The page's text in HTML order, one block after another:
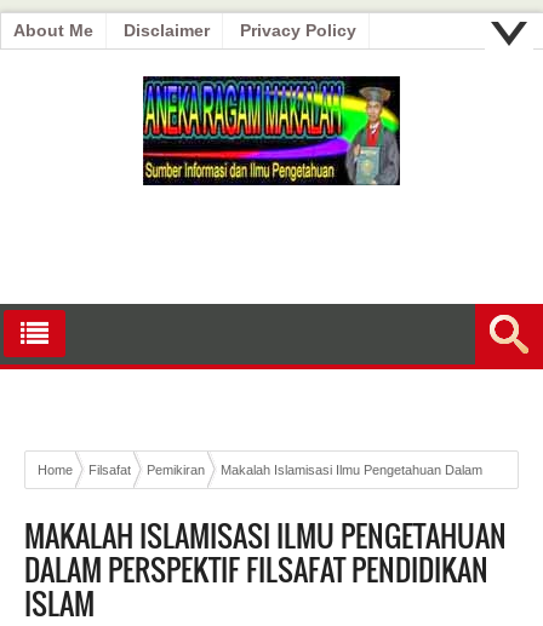
About Me Disclaimer Privacy Policy
Home Filsafat Pemikiran Makalah Islamisasi Ilmu Pengetahuan Dalam
MAKALAH ISLAMISASI ILMU PENGETAHUAN
DALAM PERSPEKTIF FILSAFAT PENDIDIKAN
ISLAM